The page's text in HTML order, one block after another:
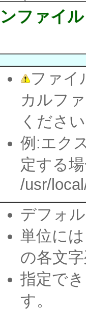
ファイル
ファイ
カルフ
くださ
例:エク
定する
/usr/
デフォ
単位に
の各文
指定で
す。